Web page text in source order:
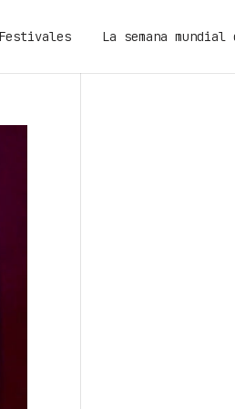
La semana